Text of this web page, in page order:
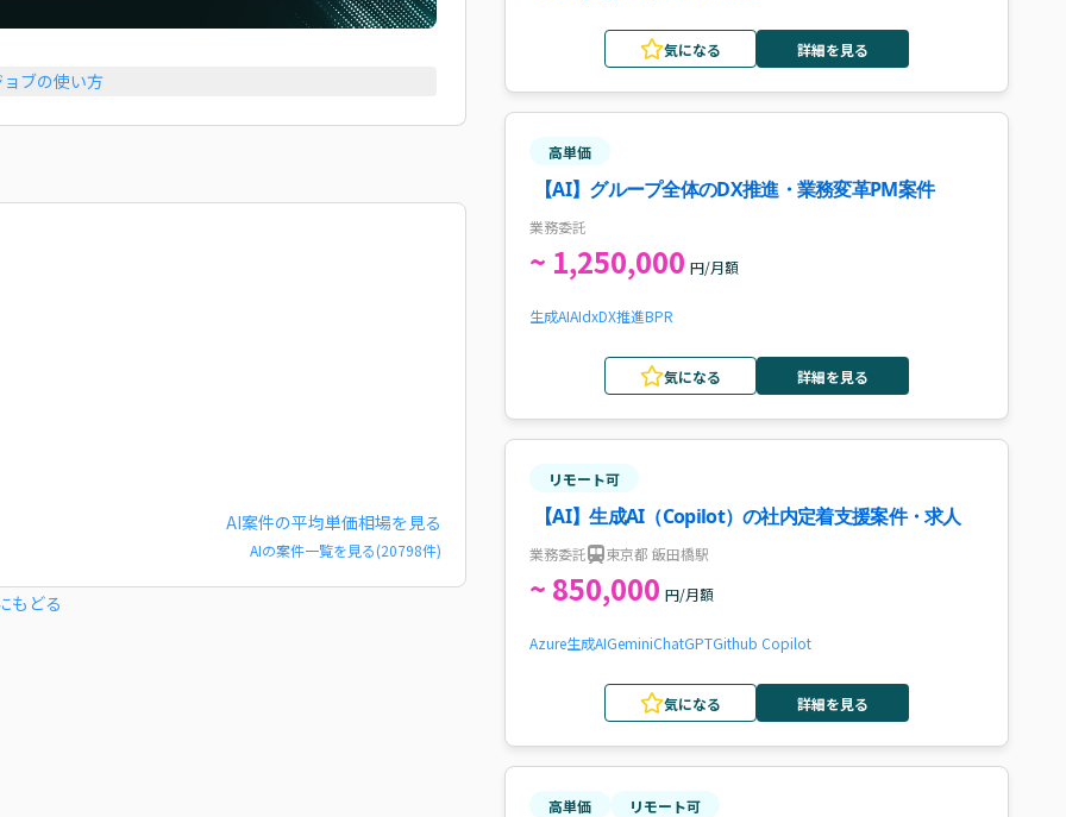
ブの使い方
AI案件の平均単価相場を見る
AIの案件一覧を見る(20798件)
もどる
気になる 詳細を見る
高単価
【AI】グループ全体のDX推進・業務変革PM案件
業務委託
~ 1,250,000 円/月額
生成AIAIdxDX推進BPR
気になる 詳細を見る
リモート可
【AI】生成AI（Copilot）の社内定着支援案件・求人
業務委託 東京都 飯田橋駅
~ 850,000 円/月額
Azure生成AIGeminiChatGPTGithub Copilot
気になる 詳細を見る
高単価 リモート可